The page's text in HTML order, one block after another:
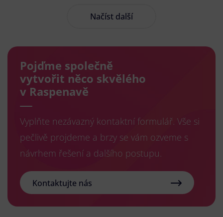
Načíst další
Pojďme společně
vytvořit něco skvělého
v Raspenavě
Vyplňte nezávazný kontaktní formulář. Vše si
pečlivě projdeme a brzy se vám ozveme s
návrhem řešení a dalšího postupu.
Kontaktujte nás